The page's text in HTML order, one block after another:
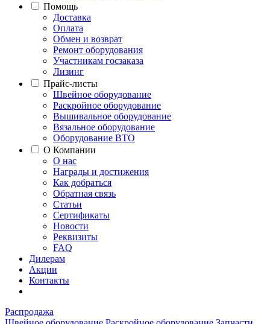
Помощь
Доставка
Оплата
Обмен и возврат
Ремонт оборудования
Участникам госзаказа
Лизинг
Прайс-листы
Швейное оборудование
Раскройное оборудование
Вышивальное оборудование
Вязальное оборудование
Оборудование ВТО
О Компании
О нас
Награды и достижения
Как добраться
Обратная связь
Статьи
Сертификаты
Новости
Реквизиты
FAQ
Дилерам
Акции
Контакты
Распродажа